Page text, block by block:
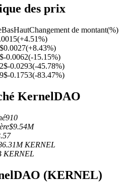
des prix
BasHautChangement de montant(%)
(+4.51%)
$0.0027(+8.43%)
$-0.0062(-15.15%)
$-0.0293(-45.78%)
$-0.1753(-83.47%)
KernelDAO
910
$9.54M
KERNEL
KERNEL
(KERNEL)